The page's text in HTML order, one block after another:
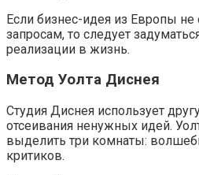
Если бизнес-идея из Европы
запросам, то следует
реализации в жизнь.
Метод Уолта Диснея
Студия Диснея использует
отсеивания ненужных идей.
выделить три комнаты:
критиков.